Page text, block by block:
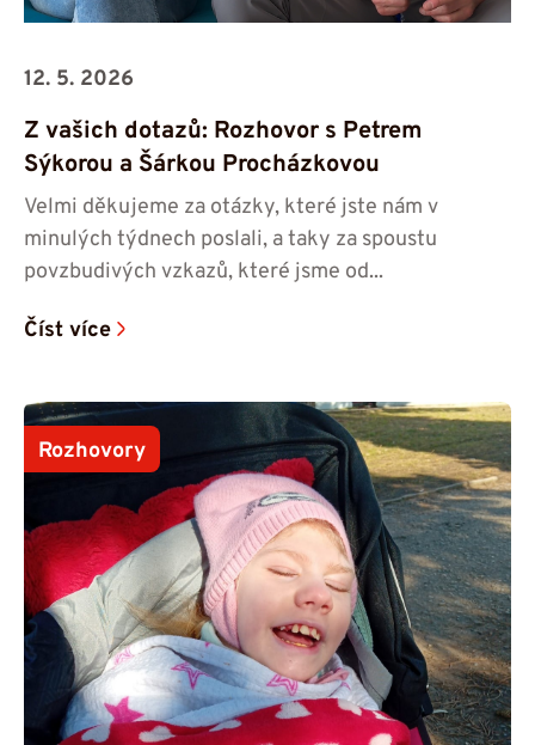
12. 5. 2026
Z vašich dotazů: Rozhovor s Petrem
Sýkorou a Šárkou Procházkovou
Velmi děkujeme za otázky, které jste nám v
minulých týdnech poslali, a taky za spoustu
povzbudivých vzkazů, které jsme od...
Číst více
Rozhovory